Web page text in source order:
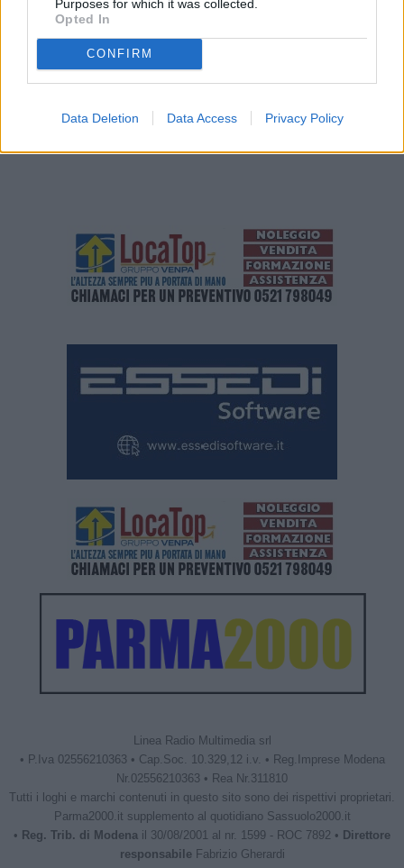
Purposes for which it was collected.
Opted In
CONFIRM
Data Deletion Data Access Privacy Policy
(ITALPRESS).
ITALIA MOTORI
Linea Radio Multimedia srl
• P.Iva 02556210363 • Cap.Soc. 10.329,12 i.v. • Reg.Imprese Modena
Nr.02556210363 • Rea Nr.311810
Tutti i loghi e marchi contenuti in questo sito sono dei rispettivi proprietari.
Parma2000.it supplemento al quotidiano Sassuolo2000.it
• Reg. Trib. di Modena il 30/08/2001 al nr. 1599 - ROC 7892 • Direttore
responsabileFabrizio Gherardi